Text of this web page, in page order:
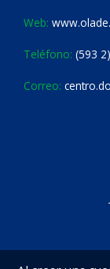
Web:
Teléfono: (593
Correo: